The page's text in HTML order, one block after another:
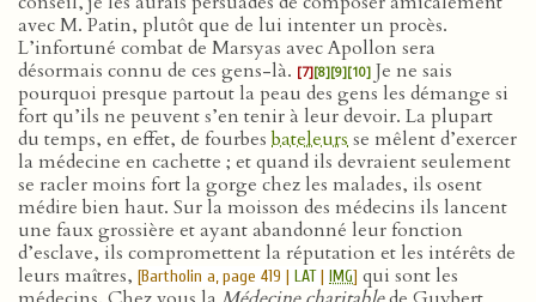
avec M. Patin, plutôt que de lui intenter un procès.
L’infortuné combat de Marsyas avec Apollon sera
désormais connu de ces gens-là. [7][8][9][10] Je ne sais
pourquoi presque partout la peau des gens les démange si
fort qu’ils ne peuvent s’en tenir à leur devoir. La plupart
du temps, en effet, de fourbesbateleursse mêlent d’exercer
la médecine en cachette ; et quand ils devraient seulement
se racler moins fort la gorge chez les malades, ils osent
médire bien haut. Sur la moisson des médecins ils lancent
une faux grossière et ayant abandonné leur fonction
d’esclave, ils compromettent la réputation et les intérêts de
leurs maîtres, [Bartholin a, page 419 | LAT| IMG] qui sont les